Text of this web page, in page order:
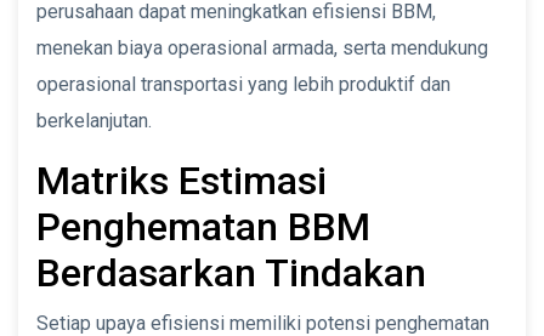
perusahaan dapat meningkatkan efisiensi BBM,
menekan biaya operasional armada, serta mendukung
operasional transportasi yang lebih produktif dan
berkelanjutan.
Matriks Estimasi
Penghematan BBM
Berdasarkan Tindakan
Setiap upaya efisiensi memiliki potensi penghematan